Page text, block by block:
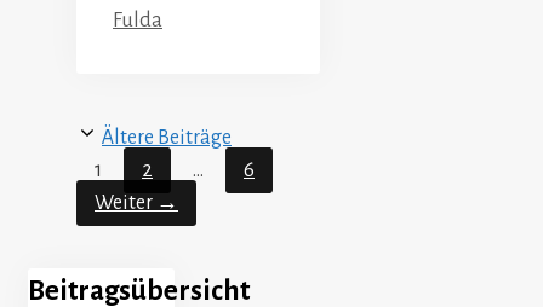
Fulda
Ältere Beiträge
Seite
1 Seite
2 … Seite
6
Weiter →
Beitragsübersicht